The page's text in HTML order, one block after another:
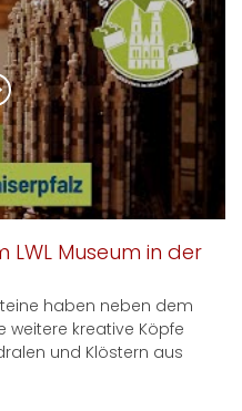
LWL Museum in der
haben neben dem
weitere kreative Köpfe
und Klöstern aus